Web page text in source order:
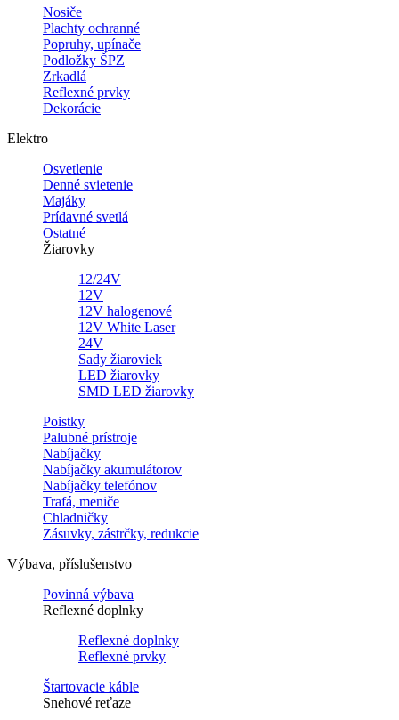
Nosiče
Plachty ochranné
Popruhy, upínače
Podložky ŠPZ
Zrkadlá
Reflexné prvky
Dekorácie
Elektro
Osvetlenie
Denné svietenie
Majáky
Prídavné svetlá
Ostatné
Žiarovky
12/24V
12V
12V halogenové
12V White Laser
24V
Sady žiaroviek
LED žiarovky
SMD LED žiarovky
Poistky
Palubné prístroje
Nabíjačky
Nabíjačky akumulátorov
Nabíjačky telefónov
Trafá, meniče
Chladničky
Zásuvky, zástrčky, redukcie
Výbava, příslušenstvo
Povinná výbava
Reflexné doplnky
Reflexné doplnky
Reflexné prvky
Štartovacie káble
Snehové reťaze